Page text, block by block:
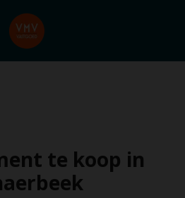
te koop in